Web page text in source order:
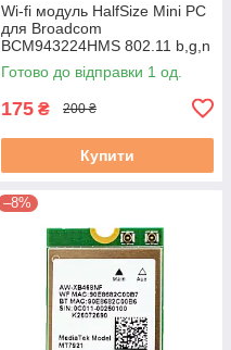
Wi-fi модуль HalfSize Mini PC
для Broadcom
BCM943224HMS 802.11 b,g,n
150 Mbps 2,4 GHz/5GHz! #
Готово до відправки 1 од.
175 ₴ 200 ₴
Купити
–8%